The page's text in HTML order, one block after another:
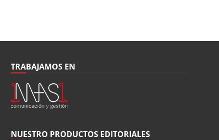
TRABAJAMOS EN
NUESTRO PRODUCTOS EDITORIALES